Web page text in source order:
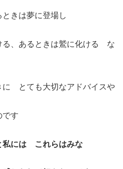
きは夢に登場し
、あるときは鷲に化ける な
とても大切なアドバイスや
です
私には これらはみな